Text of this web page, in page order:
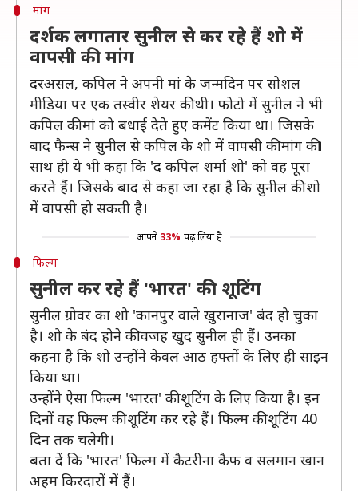
मांग
दर्शक लगातार सुनील से कर रहे हैं शो में
वापसी की मांग
दरअसल, कपिल ने अपनी मां के जन्मदिन पर सोशल
मीडिया पर एक तस्वीर शेयर की थी। फोटो में सुनील ने भी
कपिल की मां को बधाई देते हुए कमेंट किया था। जिसके
बाद फैन्स ने सुनील से कपिल के शो में वापसी की मांग की।
साथ ही ये भी कहा कि 'द कपिल शर्मा शो' को वह पूरा
करते हैं। जिसके बाद से कहा जा रहा है कि सुनील की शो
में वापसी हो सकती है।
आपने 33% पढ़ लिया है
फिल्म
सुनील कर रहे हैं 'भारत' की शूटिंग
सुनील ग्रोवर का शो 'कानपुर वाले खुरानाज' बंद हो चुका
है। शो के बंद होने की वजह खुद सुनील ही हैं। उनका
कहना है कि शो उन्होंने केवल आठ हफ्तों के लिए ही साइन
किया था।
उन्होंने ऐसा फिल्म 'भारत' की शूटिंग के लिए किया है। इन
दिनों वह फिल्म की शूटिंग कर रहे हैं। फिल्म की शूटिंग 40
दिन तक चलेगी।
बता दें कि 'भारत' फिल्म में कैटरीना कैफ व सलमान खान
अहम किरदारों में हैं।